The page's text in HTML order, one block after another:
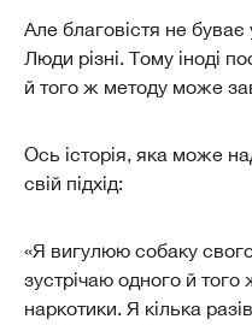
Але благовістя не
Люди різні. Тому іноді
й того ж методу може
Ось історія, яка може
свій підхід:
«Я вигулюю собаку свого
зустрічаю одного й
наркотики. Я кілька